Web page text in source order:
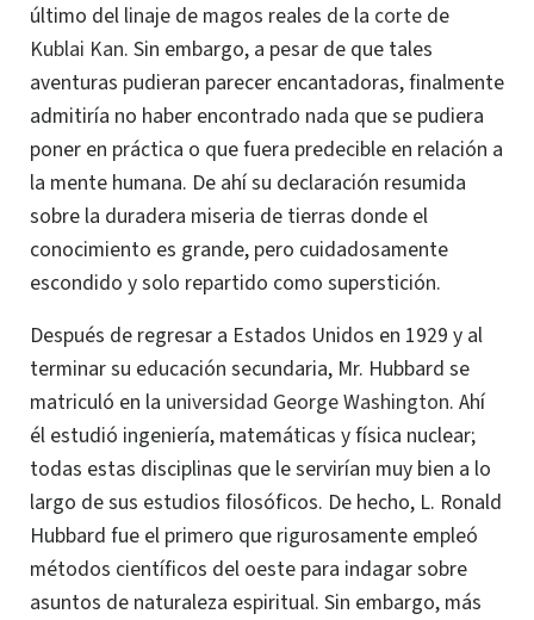
último del linaje de magos reales de la corte de
Kublai Kan. Sin embargo, a pesar de que tales
aventuras pudieran parecer encantadoras, finalmente
admitiría no haber encontrado nada que se pudiera
poner en práctica o que fuera predecible en relación a
la mente humana. De ahí su declaración resumida
sobre la duradera miseria de tierras donde el
conocimiento es grande, pero cuidadosamente
escondido y solo repartido como superstición.
Después de regresar a Estados Unidos en 1929 y al
terminar su educación secundaria, Mr. Hubbard se
matriculó en la universidad George Washington. Ahí
él estudió ingeniería, matemáticas y física nuclear;
todas estas disciplinas que le servirían muy bien a lo
largo de sus estudios filosóficos. De hecho, L. Ronald
Hubbard fue el primero que rigurosamente empleó
métodos científicos del oeste para indagar sobre
asuntos de naturaleza espiritual. Sin embargo, más